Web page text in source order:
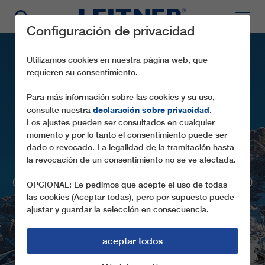
CD6 TSCHEIN
CONEXIONES MEJORADAS EN EL LAGO
CAREZZA (I)
Configuración de privacidad
Utilizamos cookies en nuestra página web, que
requieren su consentimiento.
Para más información sobre las cookies y su uso,
consulte nuestra declaración sobre privacidad.
Los ajustes pueden ser consultados en cualquier
momento y por lo tanto el consentimiento puede ser
dado o revocado. La legalidad de la tramitación hasta
la revocación de un consentimiento no se ve afectada.
OPCIONAL: Le pedimos que acepte el uso de todas
las cookies (Aceptar todas), pero por supuesto puede
ajustar y guardar la selección en consecuencia.
aceptar todos